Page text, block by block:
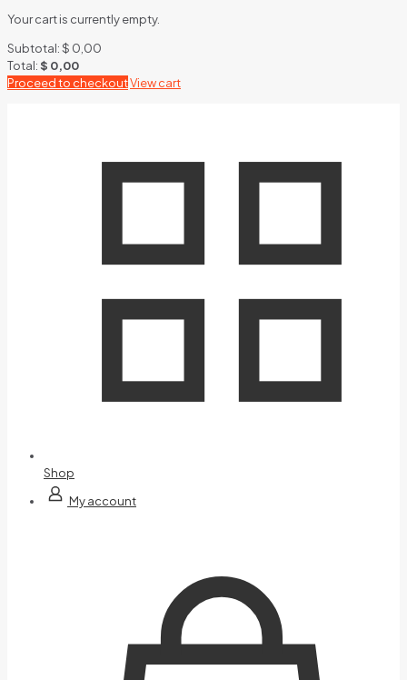
Your cart is currently empty.
Subtotal:$ 0,00
Total:$ 0,00
Proceed to checkoutView cart
Shop
My account